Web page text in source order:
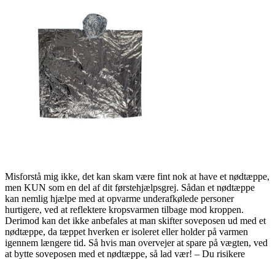
Misforstå mig ikke, det kan skam være fint nok at have et nødtæppe,
men KUN som en del af dit førstehjælpsgrej. Sådan et nødtæppe
kan nemlig hjælpe med at opvarme underafkølede personer
hurtigere, ved at reflektere kropsvarmen tilbage mod kroppen.
Derimod kan det ikke anbefales at man skifter soveposen ud med et
nødtæppe, da tæppet hverken er isoleret eller holder på varmen
igennem længere tid. Så hvis man overvejer at spare på vægten, ved
at bytte soveposen med et nødtæppe, så lad vær! – Du risikere